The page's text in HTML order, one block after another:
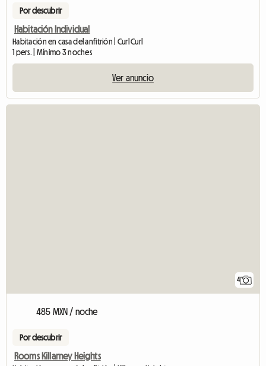
Por descubrir
Habitación Individual
Habitación en casa del anfitrión | Curl Curl
1 pers. | Mínimo 3 noches
Ver anuncio
4
485 MXN / noche
Por descubrir
Rooms Killarney Heights